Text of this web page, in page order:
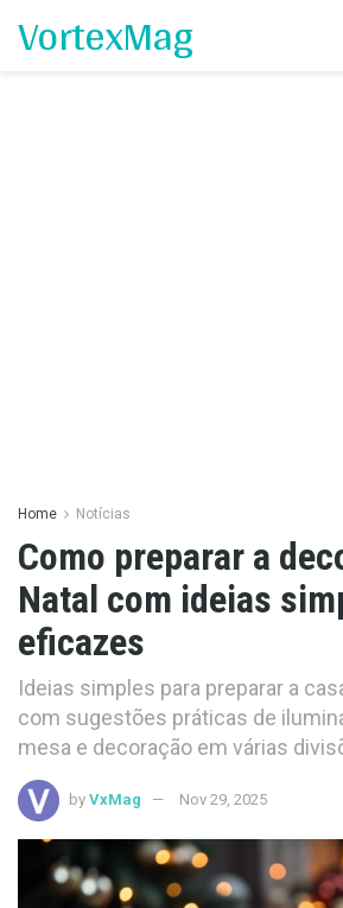
VortexMag
Home Notícias
Como preparar a
Natal com ideias
eficazes
Ideias simples para preparar a
com sugestões práticas de
mesa e decoração em várias
by VxMag Nov 29, 2025